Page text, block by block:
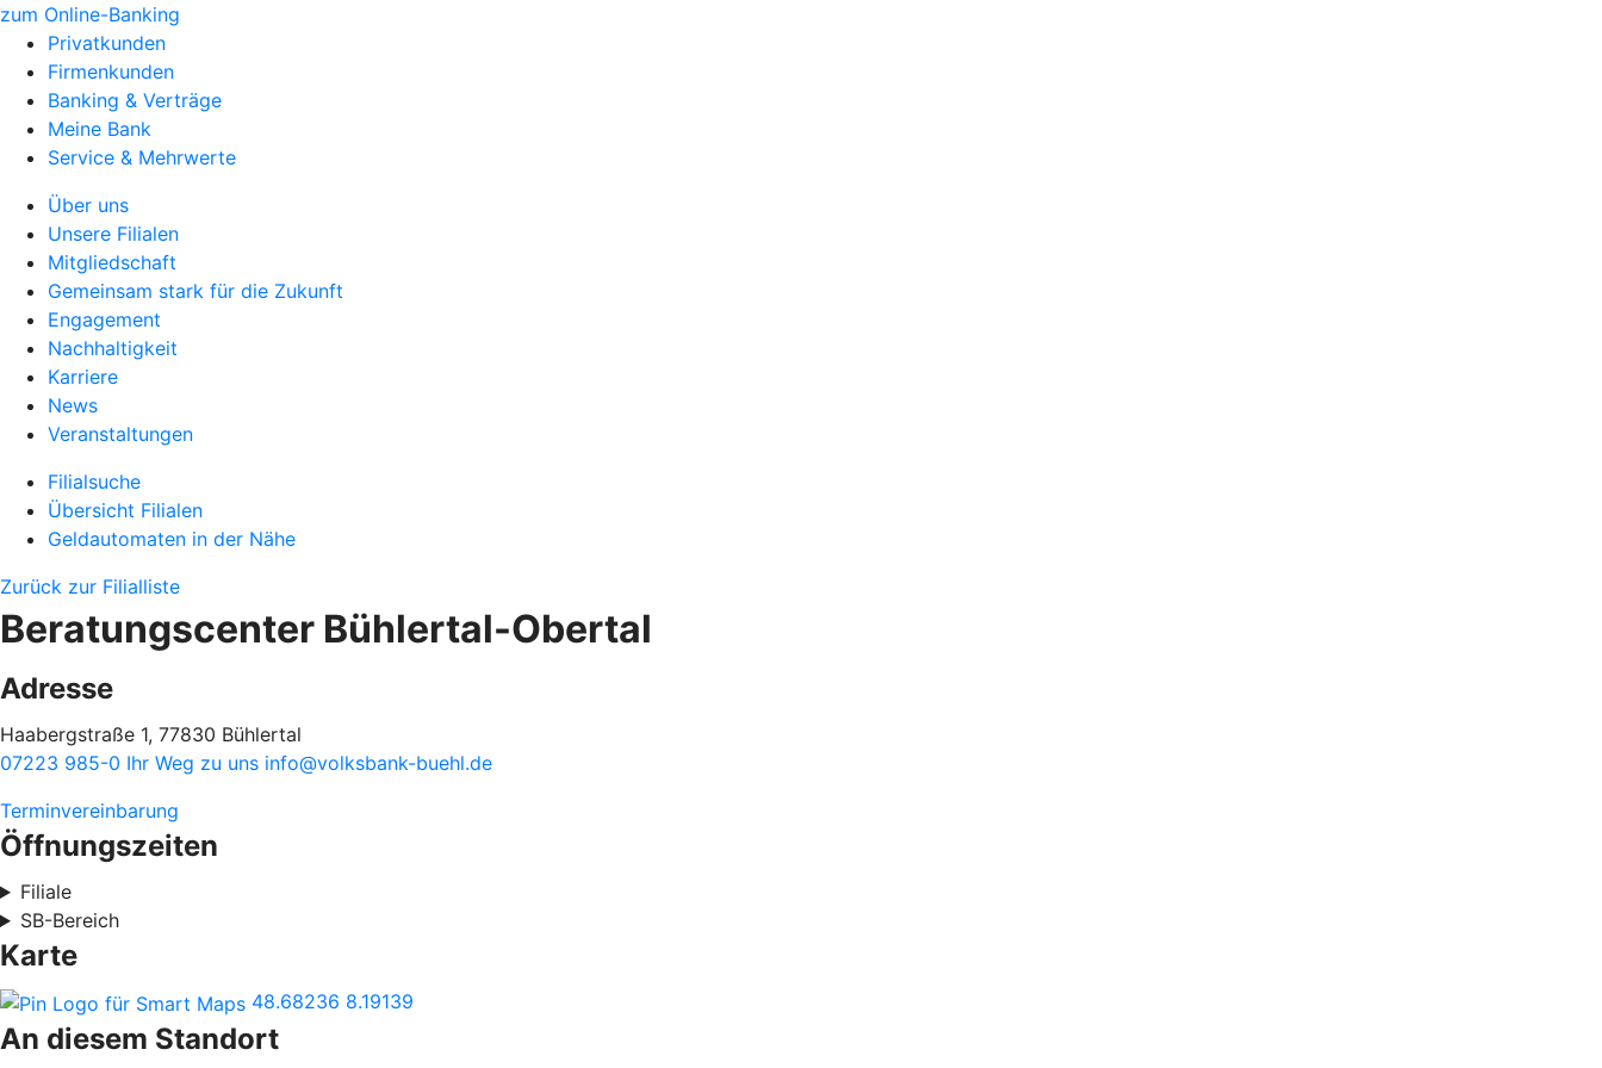
zum Online-Banking
Privatkunden
Firmenkunden
Banking & Verträge
Meine Bank
Service & Mehrwerte
Über uns
Unsere Filialen
Mitgliedschaft
Gemeinsam stark für die Zukunft
Engagement
Nachhaltigkeit
Karriere
News
Veranstaltungen
Filialsuche
Übersicht Filialen
Geldautomaten in der Nähe
Zurück zur Filialliste
Beratungscenter Bühlertal-Obertal
Adresse
Haabergstraße 1, 77830 Bühlertal
07223 985-0 Ihr Weg zu uns info@volksbank-buehl.de
Terminvereinbarung
Öffnungszeiten
Filiale
SB-Bereich
Karte
48.68236 8.19139
An diesem Standort